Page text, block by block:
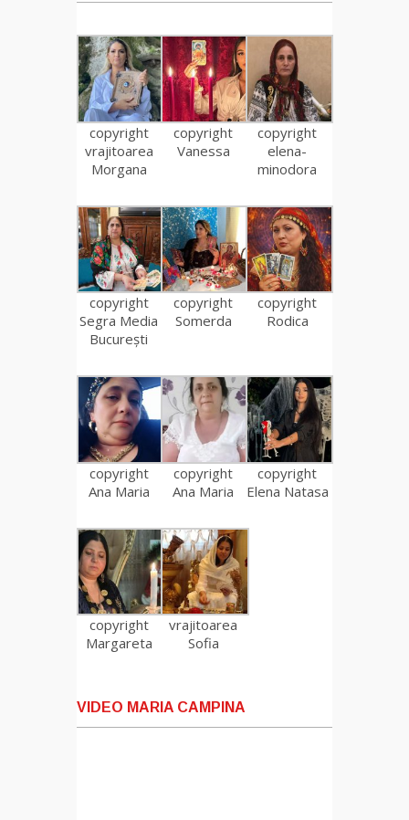
copyright
vrajitoarea
Morgana
copyright
Vanessa
copyright
elena-
minodora
copyright
Segra Media
București
copyright
Somerda
copyright
Rodica
copyright
Ana Maria
copyright
Ana Maria
copyright
Elena Natasa
copyright
Margareta
vrajitoarea
Sofia
VIDEO MARIA CAMPINA